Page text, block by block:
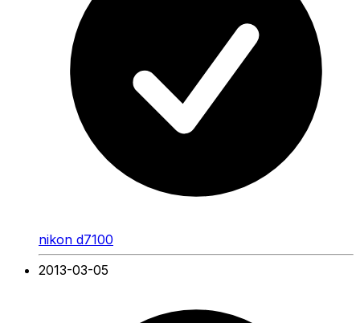
nikon d7100
2013-03-05